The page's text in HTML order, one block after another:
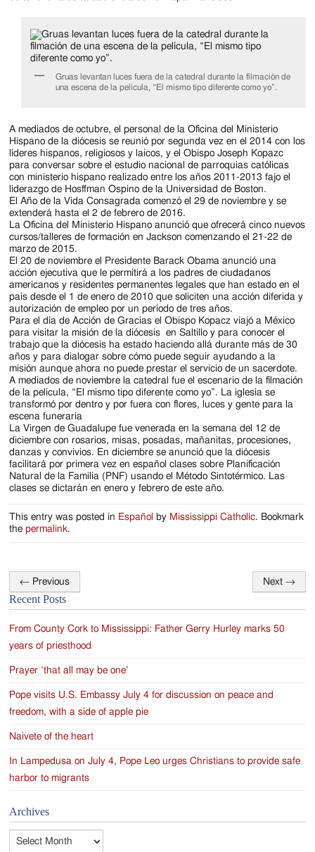
Gruas levantan luces fuera de la catedral durante la filmación de
una escena de la película, “El mismo tipo diferente como yo”.
A mediados de octubre, el personal de la Oficina del Ministerio
Hispano de la diócesis se reunió por segunda vez en el 2014 con los
líderes hispanos, religiosos y laicos, y el Obispo Joseph Kopazc
para conversar sobre el estudio nacional de parroquias católicas
con ministerio hispano realizado entre los años 2011-2013 fajo el
liderazgo de Hosffman Ospino de la Universidad de Boston.
El Año de la Vida Consagrada comenzó el 29 de noviembre y se
extenderá hasta el 2 de febrero de 2016.
La Oficina del Ministerio Hispano anunció que ofrecerá cinco nuevos
cursos/talleres de formación en Jackson comenzando el 21-22 de
marzo de 2015.
El 20 de noviembre el Presidente Barack Obama anunció una
acción ejecutiva que le permitirá a los padres de ciudadanos
americanos y residentes permanentes legales que han estado en el
país desde el 1 de enero de 2010 que soliciten una acción diferida y
autorización de empleo por un período de tres años.
Para el día de Acción de Gracias el Obispo Kopacz viajó a México
para visitar la misión de la diócesis en Saltillo y para conocer el
trabajo que la diócesis ha estado haciendo allá durante más de 30
años y para dialogar sobre cómo puede seguir ayudando a la
misión aunque ahora no puede prestar el servicio de un sacerdote.
A mediados de noviembre la catedral fue el escenario de la filmación
de la película, “El mismo tipo diferente como yo”. La iglesia se
transformó por dentro y por fuera con flores, luces y gente para la
escena funeraria
La Virgen de Guadalupe fue venerada en la semana del 12 de
diciembre con rosarios, misas, posadas, mañanitas, procesiones,
danzas y convivios. En diciembre se anunció que la diócesis
facilitará por primera vez en español clases sobre Planificación
Natural de la Familia (PNF) usando el Método Sintotérmico. Las
clases se dictarán en enero y febrero de este año.
This entry was posted in Español by Mississippi Catholic. Bookmark
thepermalink.
Post
navigation
← Previous Next →
Recent Posts
From County Cork to Mississippi: Father Gerry Hurley marks 50
years of priesthood
Prayer ‘that all may be one’
Pope visits U.S. Embassy July 4 for discussion on peace and
freedom, with a side of apple pie
Naivete of the heart
In Lampedusa on July 4, Pope Leo urges Christians to provide safe
harbor to migrants
Archives